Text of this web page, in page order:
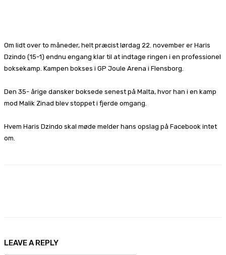
Om lidt over to måneder, helt præcist lørdag 22. november er Haris
Dzindo (15-1) endnu engang klar til at indtage ringen i en professionel
boksekamp. Kampen bokses i GP Joule Arena i Flensborg.
Den 35- årige dansker boksede senest på Malta, hvor han i en kamp
mod Malik Zinad blev stoppet i fjerde omgang.
Hvem Haris Dzindo skal møde melder hans opslag på Facebook intet
om.
LEAVE A REPLY